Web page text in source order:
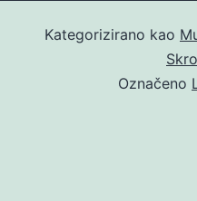
Kategorizirano kao
Označeno